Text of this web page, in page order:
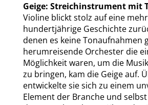
Geige: Streichinstrument mit
Violine blickt stolz auf eine
hundertjährige Geschichte
denen es keine Tonaufnahmen
herumreisende Orchester die
Möglichkeit waren, um die
zu bringen, kam die Geige auf.
entwickelte sie sich zu einem
Element der Branche und